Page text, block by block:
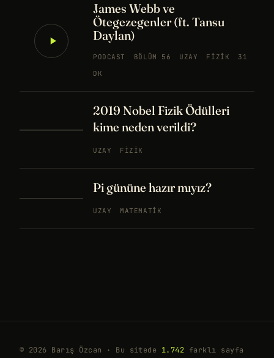
James Webb ve
Ötegezegenler (ft. Tansu
Daylan)
PODCAST BÖLÜM 56 UZAY FIZIK
31
DK
2019 Nobel Fizik Ödülleri
kime neden verildi?
UZAY FIZIK
Pi gününe hazır mıyız?
UZAY MATEMATIK
© 2026 Barış Özcan · Bu sitede 1.742 farklı sayfa